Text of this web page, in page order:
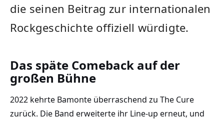
die seinen Beitrag zur internationalen
Rockgeschichte offiziell würdigte.
Das späte Comeback auf der
großen Bühne
2022 kehrte Bamonte überraschend zu The Cure
zurück. Die Band erweiterte ihr Line-up erneut, und